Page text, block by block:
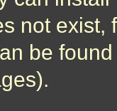
not exist,
be